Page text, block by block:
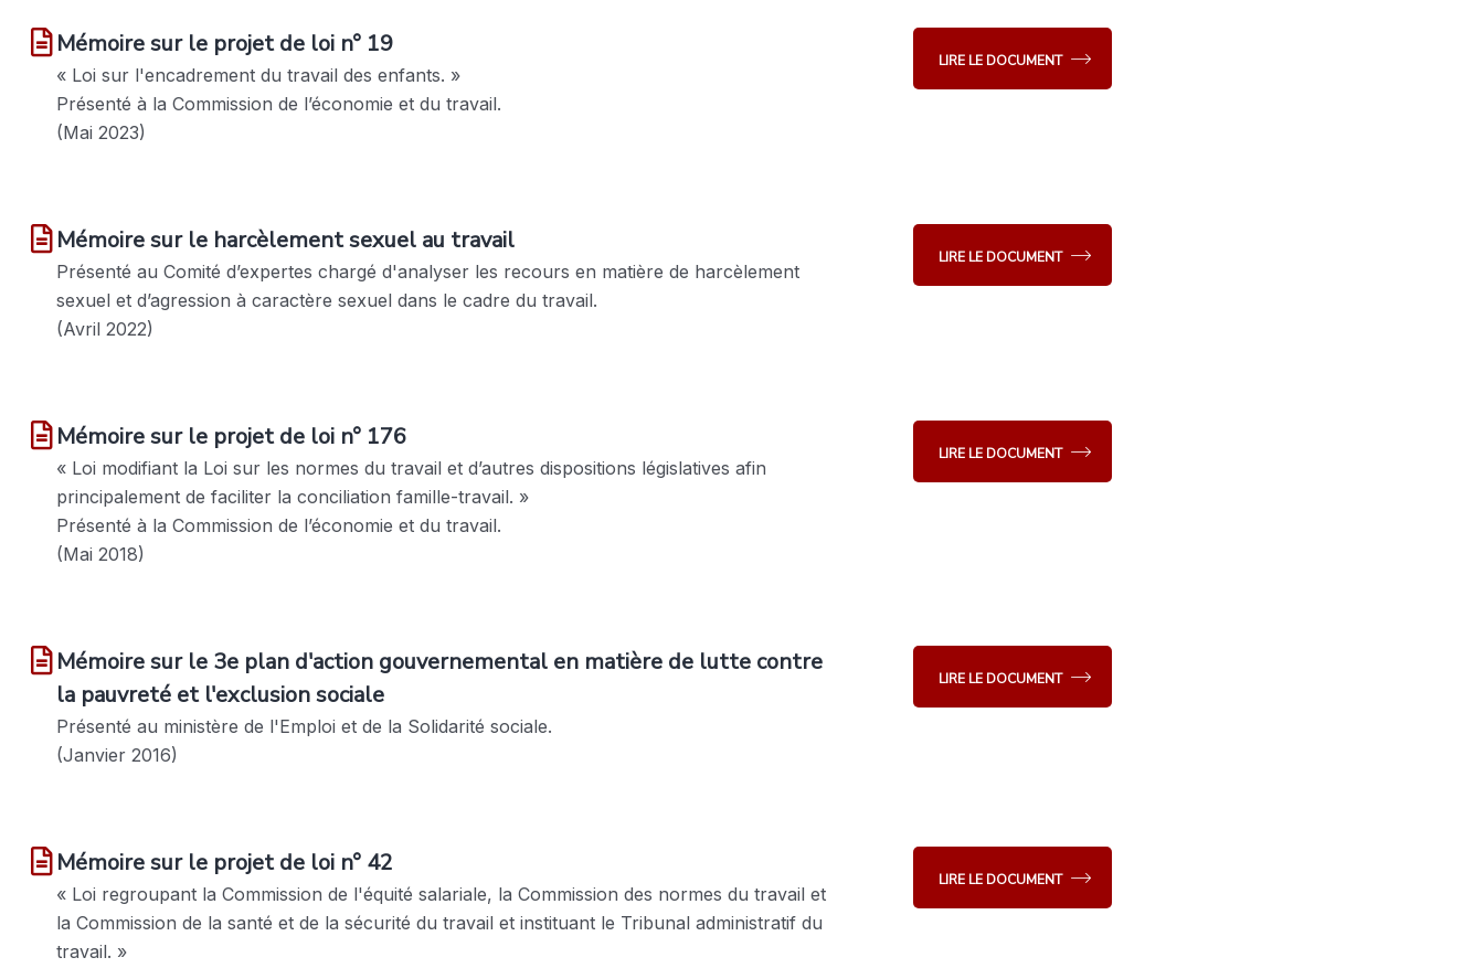
Mémoire sur le projet de loi n° 19
« Loi sur l'encadrement du travail des enfants. »
Présenté à la Commission de l’économie et du travail.
(Mai 2023)
LIRE LE DOCUMENT
Mémoire sur le harcèlement sexuel au travail
Présenté au Comité d’expertes chargé d'analyser les recours en matière de harcèlement
sexuel et d’agression à caractère sexuel dans le cadre du travail.
(Avril 2022)
LIRE LE DOCUMENT
Mémoire sur le projet de loi n° 176
« Loi modifiant la Loi sur les normes du travail et d’autres dispositions législatives afin
principalement de faciliter la conciliation famille-travail. »
Présenté à la Commission de l’économie et du travail.
(Mai 2018)
LIRE LE DOCUMENT
Mémoire sur le 3e plan d'action gouvernemental en matière de lutte contre
la pauvreté et l'exclusion sociale
Présenté au ministère de l'Emploi et de la Solidarité sociale.
(Janvier 2016)
LIRE LE DOCUMENT
Mémoire sur le projet de loi n° 42
« Loi regroupant la Commission de l'équité salariale, la Commission des normes du travail et
la Commission de la santé et de la sécurité du travail et instituant le Tribunal administratif du
travail. »
LIRE LE DOCUMENT